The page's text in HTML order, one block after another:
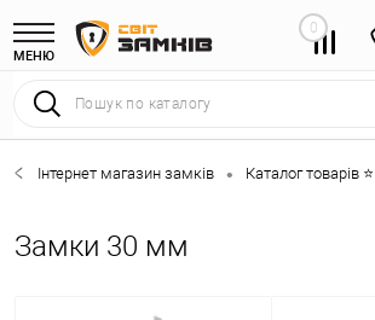
МЕНЮ
0
Інтернет магазин замків • Каталог товарів ⭐
Замки 30 мм